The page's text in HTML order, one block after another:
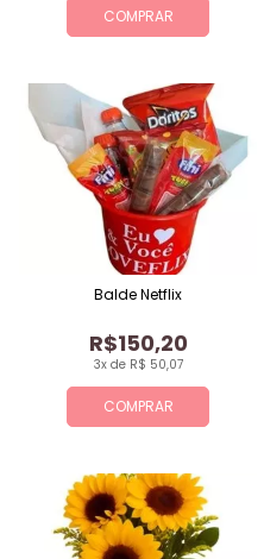
COMPRAR
COMPRAR
3x de R$ 50,07
R$150,20
Balde Netflix